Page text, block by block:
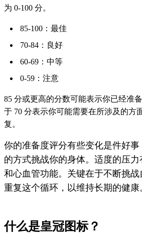
为 0-100 分。
85-100：最佳
70-84：良好
60-69：中等
0-59：注意
85 分或更高的分数可能表示你已经准
于 70 分表示你可能需要在所涉及的方
复。
你的准备度评分有些变化是件好
的方式挑战你的身体。适度的压
和心血管功能。关键在于不断挑
重复这个循环，以维持长期的健康
什么是皇冠图标？